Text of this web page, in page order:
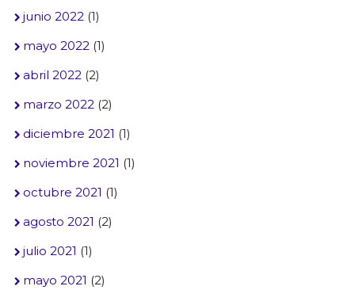
junio 2022(1)
mayo 2022(1)
abril 2022(2)
marzo 2022(2)
diciembre 2021 (1)
noviembre 2021 (1)
octubre 2021 (1)
agosto 2021 (2)
julio 2021 (1)
mayo 2021 (2)